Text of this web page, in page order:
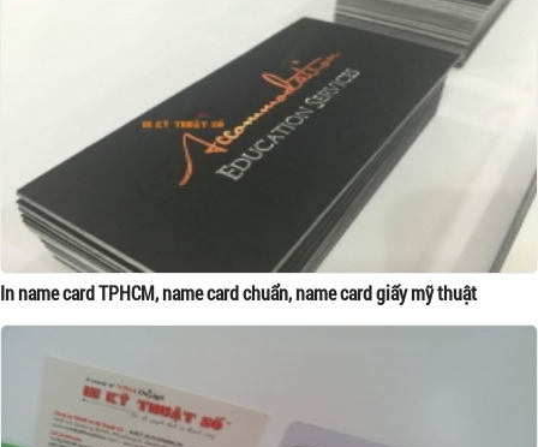
In name card TPHCM, name card chuẩn, name card giấy mỹ thuật